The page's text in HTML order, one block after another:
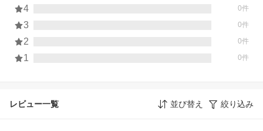
4 0件
3 0件
2 0件
1 0件
レビュー一覧 並び替え 絞り込み